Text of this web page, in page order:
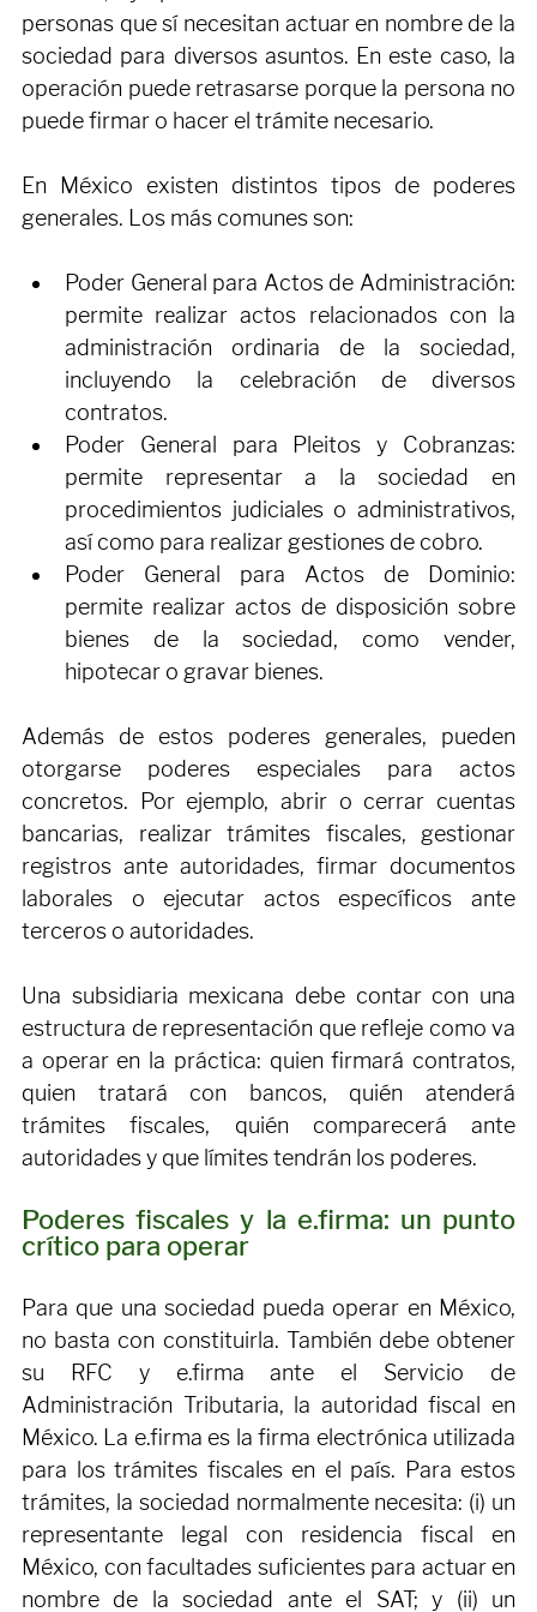
personas que no deberían tener tanto poder de
decisión, y poderes demasiado limitados a
personas que sí necesitan actuar en nombre de la
sociedad para diversos asuntos. En este caso, la
puede firmar o hacer el trámite necesario.
generales. Los más comunes son:
Poder General para Actos de Administración:
permite realizar actos relacionados con la
administración ordinaria de la sociedad,
incluyendo la celebración de diversos
contratos.
Poder General para Pleitos y Cobranzas:
permite representar a la sociedad en
procedimientos judiciales o administrativos,
así como para realizar gestiones de cobro.
Poder General para Actos de Dominio:
permite realizar actos de disposición sobre
hipotecar o gravar bienes.
Además de estos poderes generales, pueden
otorgarse poderes especiales para actos
concretos. Por ejemplo, abrir o cerrar cuentas
bancarias, realizar trámites fiscales, gestionar
registros ante autoridades, firmar documentos
terceros o autoridades.
Una subsidiaria mexicana debe contar con una
estructura de representación que refleje como va
a operar en la práctica: quien firmará contratos,
quien tratará con bancos, quién atenderá
autoridades y que límites tendrán los poderes.
crítico para operar
Para que una sociedad pueda operar en México,
no basta con constituirla. También debe obtener
su RFC y e.firma ante el Servicio de
Administración Tributaria, la autoridad fiscal en
México. La e.firma es la firma electrónica utilizada
para los trámites fiscales en el país. Para estos
trámites, la sociedad normalmente necesita: (i) un
representante legal con residencia fiscal en